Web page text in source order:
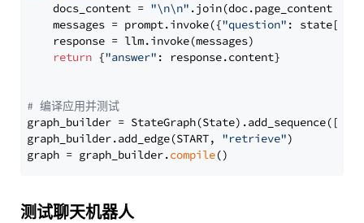
    docs_content =
"\n\n" .join(doc.page_content
    messages = prompt.invoke({
"question" : state[
    response = llm.invoke(messages)
return {"answer" : response.content}
# 编译应用并测试
graph_builder =
graph_builder.add_edge(START, "retrieve")
graph = graph_builder.compile
测试聊天机器人